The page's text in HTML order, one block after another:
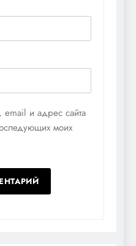
и адрес сайта
моих